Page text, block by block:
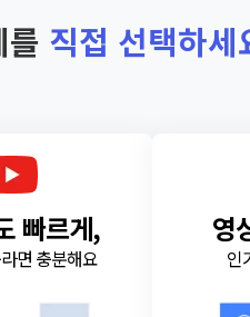
를 직접 선택하세
빠르게,
면 충분해요
영
인